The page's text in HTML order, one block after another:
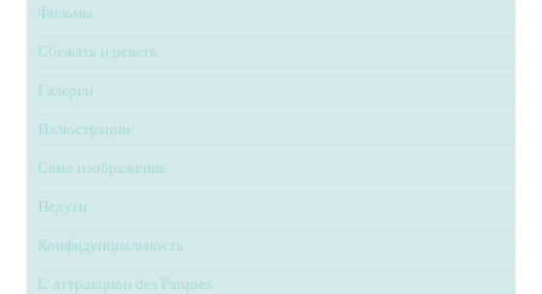
Фильмы
Сбежать и реветь
Галереи
Иллюстрации
Само изображение
Недуги
Конфиденциальность
L' аттракцион des Parques